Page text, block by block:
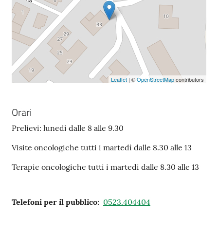
Leaflet | ©OpenStreetMapcontributors
Orari
Prelievi: lunedì dalle 8 alle 9.30
Visite oncologiche tutti i martedì dalle 8.30 alle 13
Terapie oncologiche tutti i martedi dalle 8.30 alle 13
Telefoni per il pubblico: 0523.404404